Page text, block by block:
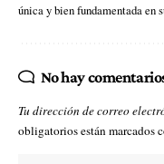
única y bien fundamentada en
No hay
Tu dirección de correo
obligatorios están marcados